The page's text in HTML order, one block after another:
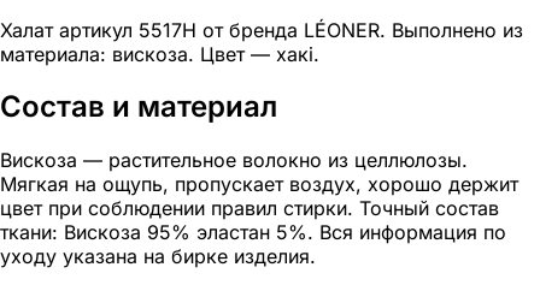
Халат артикул 5517Н от бренда LÉONER. Выполнено из
материала: вискоза. Цвет — хакі.
Состав и материал
Вискоза — растительное волокно из целлюлозы.
Мягкая на ощупь, пропускает воздух, хорошо держит
цвет при соблюдении правил стирки. Точный состав
ткани: Вискоза 95% эластан 5%. Вся информация по
уходу указана на бирке изделия.